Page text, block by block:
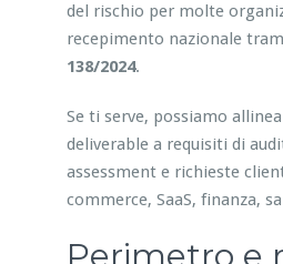
del rischio per molte
recepimento nazionale
138/2024.
Se ti serve, possiamo
deliverable a requisiti di
assessment e richieste
commerce, SaaS, finanza,
Perimetro e